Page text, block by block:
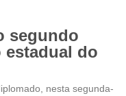
segundo
estadual do
nesta segunda-